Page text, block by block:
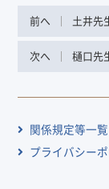
前へ 土井先
次へ 樋口先
関係規定等一覧
プライバシー